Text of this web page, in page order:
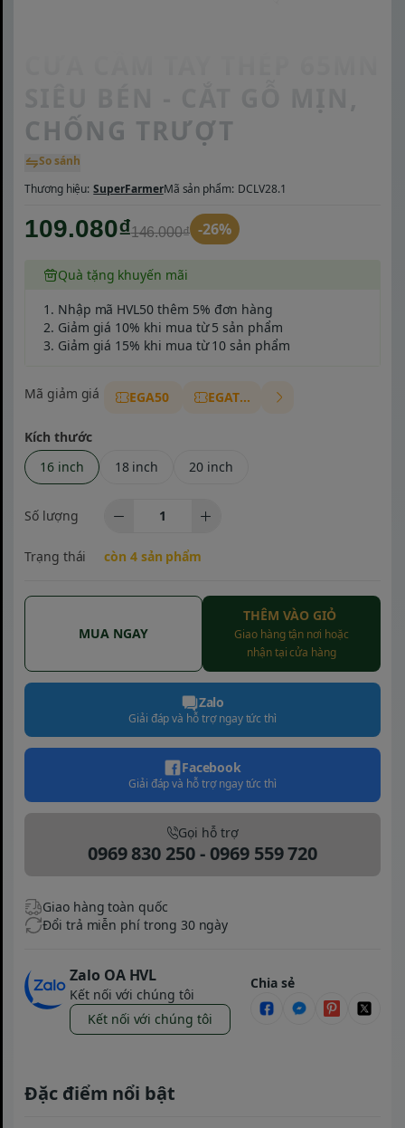
CHỐNG TRƯỢT
So sánh
Thương hiệu: SuperFarmerMã sản phẩm: DCLV28.1
109.080₫146.000₫ -26%
Quà tặng khuyến mãi
1. Nhập mã HVL50 thêm 5% đơn hàng
2. Giảm giá 10% khi mua từ 5 sản phẩm
3. Giảm giá 15% khi mua từ 10 sản phẩm
Mã giảm giá EGA50 EGAT10
Kích thước
16 inch
18 inch 20 inch
Số lượng
Trạng thái còn 4 sản phẩm
MUA NGAY
THÊM VÀO GIỎ
Giao hàng tận nơi hoặc
nhận tại cửa hàng
Zalo
Giải đáp và hỗ trợ ngay tức thì
Facebook
Giải đáp và hỗ trợ ngay tức thì
Gọi hỗ trợ
0969 830 250 - 0969 559 720
Giao hàng toàn quốc
Đổi trả miễn phí trong 30 ngày
Zalo OA HVL
Kết nối với chúng tôi
Kết nối với chúng tôi
Chia sẻ
Đặc điểm nổi bật